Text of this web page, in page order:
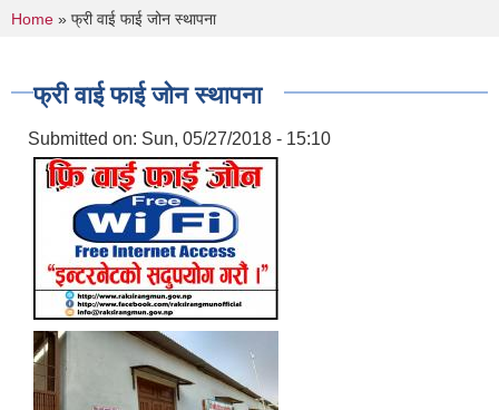
You are here
Home » फ्री वाई फाई जोन स्थापना
फ्री वाई फाई जोन स्थापना
Submitted on: Sun, 05/27/2018 - 15:10